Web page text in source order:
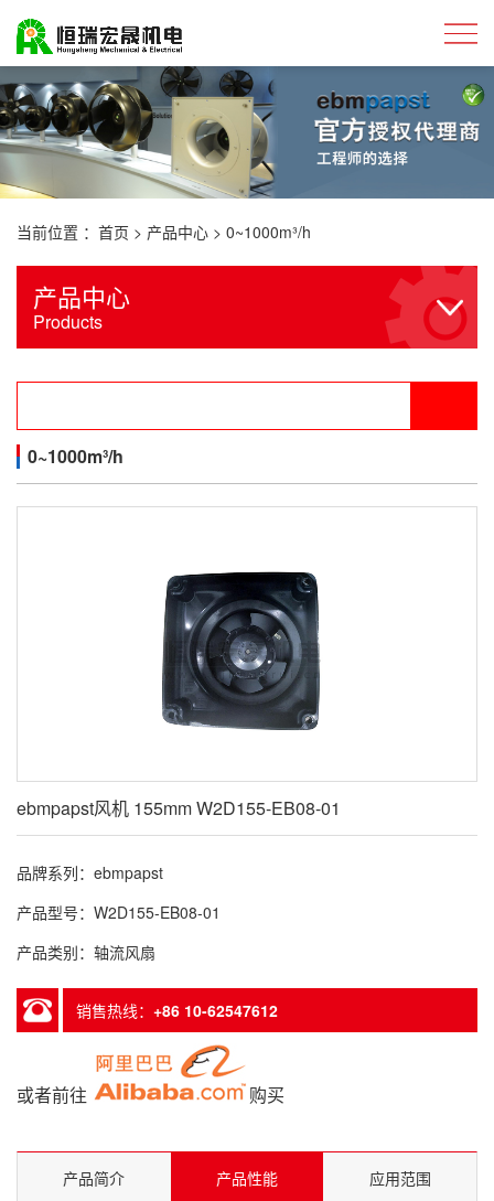
当前位置 ： 首页 > 产品中心 > 0~1000m³/h
产品中心
Products
0~1000m³/h
ebmpapst风机 155mm W2D155-EB08-01
品牌系列：ebmpapst
产品型号：W2D155-EB08-01
产品类别：轴流风扇
销售热线： +86 10-62547612
或者前往 购买
产品简介 产品性能 应用范围